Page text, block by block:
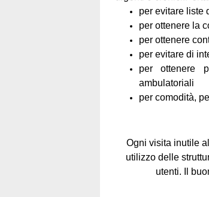
per evitare liste
per ottenere la
per ottenere
per evitare di
per ottenere
ambulatoriali
per comodità,
Ogni visita inutile
utilizzo delle
utenti. Il